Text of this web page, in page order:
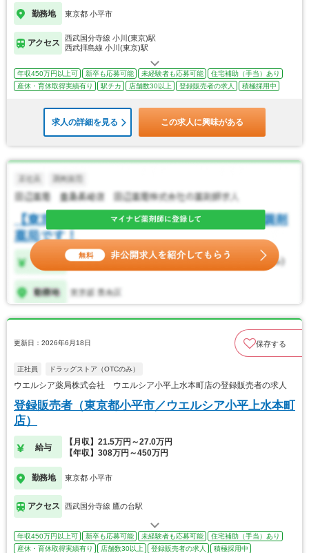
勤務地 東京都 小平市
アクセス
西武国分寺線 小川(東京)駅
西武拝島線 小川(東京)駅
年収450万円以上可 新卒も応募可能 未経験者も応募可能
住宅補助（手当）あり
産休・育休取得実績有り
駅チカ 店舗数30以上 登録販売者の求人 積極採用中
求人の詳細を見る この求人に興味がある
更新日：2026年6月18日 保存する
正社員 ドラッグストア（OTCのみ）
ウエルシア薬局株式会社 ウエルシア小平上水本町店の登録販売者の求人
登録販売者（東京都小平市／ウエルシア小平上水本町
店）
給与
【月収】21.5万円～27.0万円
【年収】308万円～450万円
勤務地 東京都 小平市
アクセス 西武国分寺線 鷹の台駅
年収450万円以上可 新卒も応募可能 未経験者も応募可能
住宅補助（手当）あり
産休・育休取得実績有り
店舗数30以上 登録販売者の求人 積極採用中